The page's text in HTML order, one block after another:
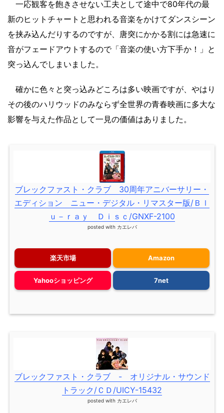
一応観客を飽きさせない工夫として途中で80年代の最
新のヒットチャートと思われる音楽をかけてダンスシーン
を挟み込んだりするのですが、唐突にかかる割には急速に
音がフェードアウトするので「音楽の使い方下手か！」と
突っ込んでしまいました。
確かに色々と突っ込みどころは多い映画ですが、やはり
その後のハリウッドのみならず全世界の青春映画に多大な
影響を与えた作品として一見の価値はありました。
ブレックファスト・クラブ 30周年アニバーサリー・
エディション ニュー・デジタル・リマスター版/Ｂｌ
ｕ－ｒａｙ Ｄｉｓｃ/GNXF-2100
posted with カエレバ
楽天市場 Amazon
Yahooショッピング 7net
ブレックファスト・クラブ - オリジナル・サウンド
トラック/ＣＤ/UICY-15432
posted with カエレバ